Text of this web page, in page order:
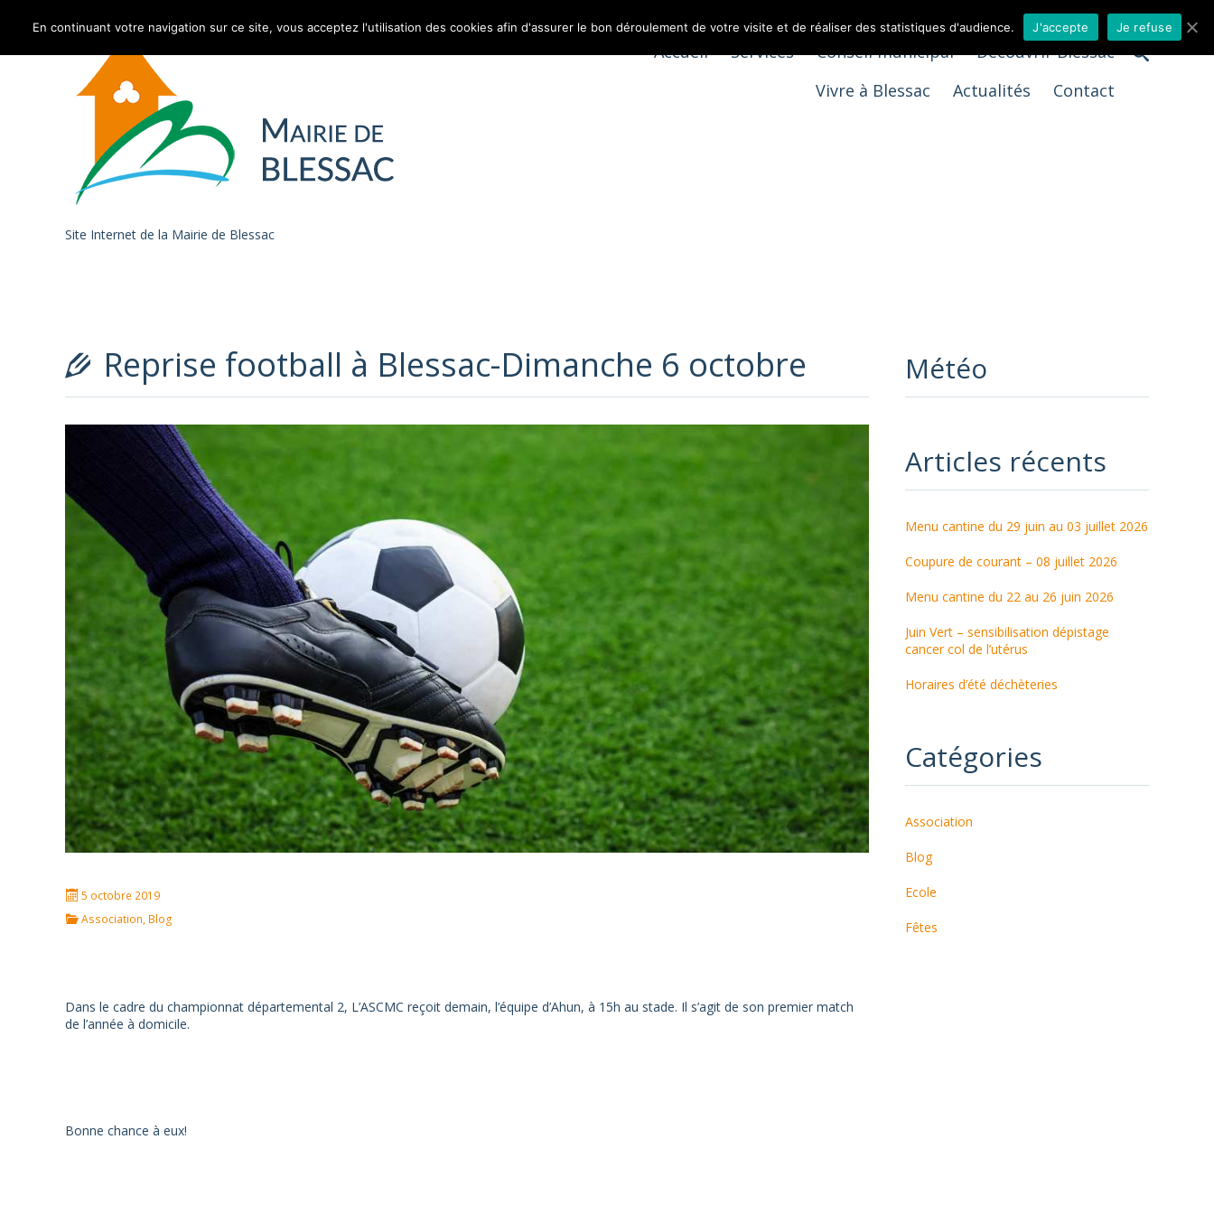
Site Internet de la Mairie de Blessac
Skip to content Accueil Services Conseil municipal
Découvrir Blessac
Vivre à Blessac
Actualités Contact
Reprise football à Blessac-Dimanche 6 octobre
5 octobre 2019
Association, Blog
Dans le cadre du championnat départemental 2, L’ASCMC reçoit demain, l’équipe d’Ahun, à 15h au stade. Il s’agit de son premier match
de l’année à domicile.
Bonne chance à eux!
Météo
Articles récents
Menu cantine du 29 juin au 03 juillet 2026
Coupure de courant – 08 juillet 2026
Menu cantine du 22 au 26 juin 2026
Juin Vert – sensibilisation dépistage
cancer col de l’utérus
Horaires d’été déchèteries
Catégories
Association
Blog
Ecole
Fêtes
En continuant votre navigation sur ce site, vous acceptez l'utilisation des cookies afin d'assurer le bon déroulement de votre visite et de réaliser des statistiques d'audience. J'accepte Je refuse